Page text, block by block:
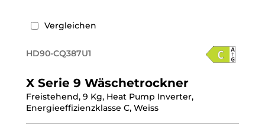
Vergleichen
HD90-CQ387U1
X Serie 9 Wäschetrockner
Freistehend, 9 Kg, Heat Pump Inverter,
Energieeffizienzklasse C, Weiss